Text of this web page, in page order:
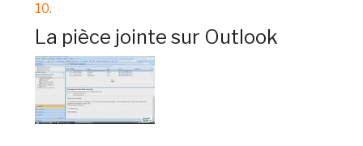
10.
La pièce jointe sur Outlook